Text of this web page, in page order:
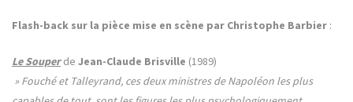
Flash-back sur la pièce mise en scène par Christophe Barbier :
Le Souperde Jean-Claude Brisville (1989)
» Fouché et Talleyrand, ces deux ministres de Napoléon les plus